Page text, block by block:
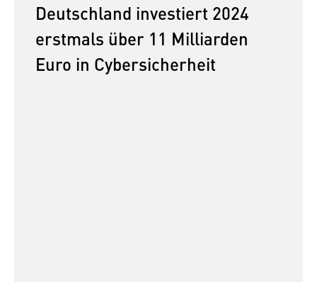
Deutschland investiert 2024
erstmals über 11 Milliarden
Euro in Cybersicherheit